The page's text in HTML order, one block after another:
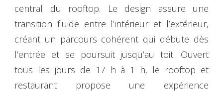
central du rooftop. Le design assure une
transition fluide entre l’intérieur et l’extérieur,
créant un parcours cohérent qui débute dès
l’entrée et se poursuit jusqu’au toit. Ouvert
tous les jours de 17 h à 1 h, le rooftop et
restaurant propose une expérience